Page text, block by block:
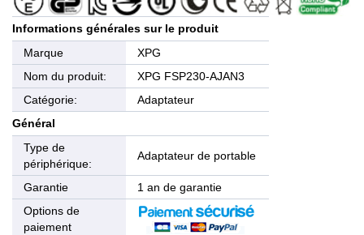
Informations générales sur le produit
Marque
XPG
Nom du produit:
XPG FSP230-AJAN3
Catégorie:
Adaptateur
Général
Type de
périphérique:
Adaptateur de portable
Garantie
1 an de garantie
Options de
paiement